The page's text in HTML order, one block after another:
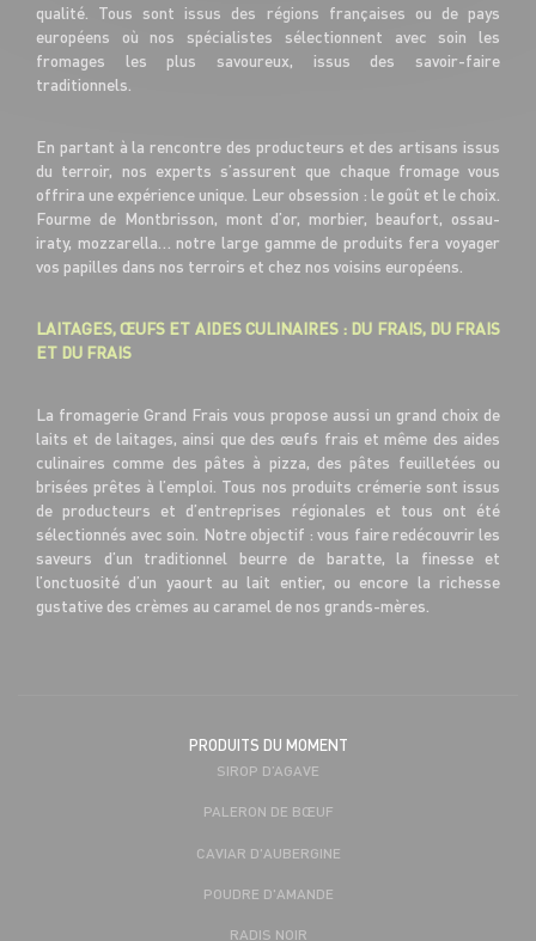
qualité. Tous sont issus des régions françaises ou de pays
européens où nos spécialistes sélectionnent avec soin les
fromages les plus savoureux, issus des savoir-faire
traditionnels.
En partant à la rencontre des producteurs et des artisans issus
du terroir, nos experts s’assurent que chaque fromage vous
offrira une expérience unique. Leur obsession : le goût et le choix.
Fourme de Montbrisson, mont d’or, morbier, beaufort, ossau-
iraty, mozzarella… notre large gamme de produits fera voyager
vos papilles dans nos terroirs et chez nos voisins européens.
LAITAGES, ŒUFS ET AIDES CULINAIRES : DU FRAIS, DU FRAIS
ET DU FRAIS
La fromagerie Grand Frais vous propose aussi un grand choix de
laits et de laitages, ainsi que des œufs frais et même des aides
culinaires comme des pâtes à pizza, des pâtes feuilletées ou
brisées prêtes à l’emploi. Tous nos produits crémerie sont issus
de producteurs et d’entreprises régionales et tous ont été
sélectionnés avec soin. Notre objectif : vous faire redécouvrir les
saveurs d’un traditionnel beurre de baratte, la finesse et
l’onctuosité d’un yaourt au lait entier, ou encore la richesse
gustative des crèmes au caramel de nos grands-mères.
PRODUITS DU MOMENT
SIROP D’AGAVE
PALERON DE BŒUF
CAVIAR D'AUBERGINE
POUDRE D'AMANDE
RADIS NOIR